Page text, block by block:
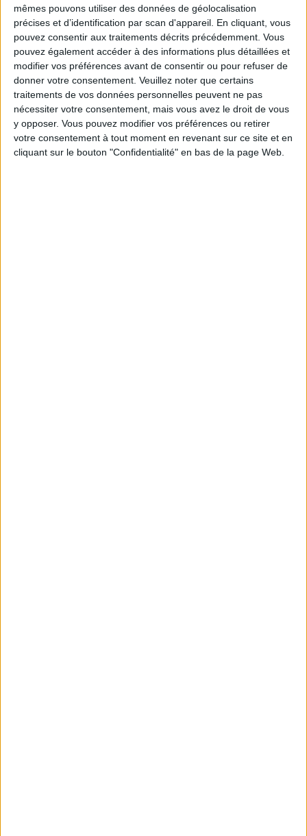
mêmes pouvons utiliser des données de géolocalisation
précises et d’identification par scan d'appareil. En cliquant, vous
pouvez consentir aux traitements décrits précédemment. Vous
pouvez également accéder à des informations plus détaillées et
modifier vos préférences avant de consentir ou pour refuser de
donner votre consentement. Veuillez noter que certains
traitements de vos données personnelles peuvent ne pas
nécessiter votre consentement, mais vous avez le droit de vous
y opposer. Vous pouvez modifier vos préférences ou retirer
votre consentement à tout moment en revenant sur ce site et en
cliquant sur le bouton "Confidentialité" en bas de la page Web.
Peut-on remplacer la viande par des féculents ?
Consultation diététique du 05/08/2026